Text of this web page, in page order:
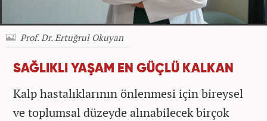
Prof. Dr. Ertuğrul Okuyan
SAĞLIKLI YAŞAM EN GÜÇLÜ KALKAN
Kalp hastalıklarının önlenmesi için bireysel
ve toplumsal düzeyde alınabilecek birçok